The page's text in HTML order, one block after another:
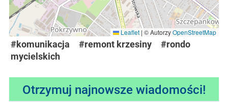
Leaflet | © AutorzyOpenStreetMap
#komunikacja #remont krzesiny
#rondo
mycielskich
Otrzymuj najnowsze wiadomości!